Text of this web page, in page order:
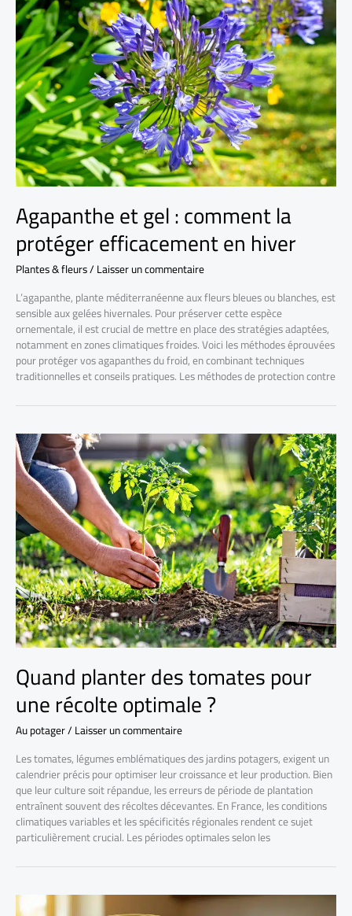
Agapanthe et gel : comment la
protéger efficacement en hiver
Plantes & fleurs/Laisser un commentaire
L’agapanthe, plante méditerranéenne aux fleurs bleues ou blanches, est
sensible aux gelées hivernales. Pour préserver cette espèce
ornementale, il est crucial de mettre en place des stratégies adaptées,
notamment en zones climatiques froides. Voici les méthodes éprouvées
pour protéger vos agapanthes du froid, en combinant techniques
traditionnelles et conseils pratiques. Les méthodes de protection contre
Quand planter des tomates pour
une récolte optimale ?
Au potager/Laisser un commentaire
Les tomates, légumes emblématiques des jardins potagers, exigent un
calendrier précis pour optimiser leur croissance et leur production. Bien
que leur culture soit répandue, les erreurs de période de plantation
entraînent souvent des récoltes décevantes. En France, les conditions
climatiques variables et les spécificités régionales rendent ce sujet
particulièrement crucial. Les périodes optimales selon les